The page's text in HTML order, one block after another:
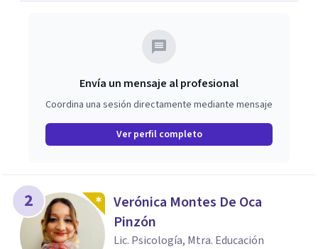
Envía un mensaje al profesional
Coordina una sesión directamente mediante mensaje
Ver perfil completo
2
Verónica Montes De Oca
Pinzón
Lic. Psicología, Mtra. Educación